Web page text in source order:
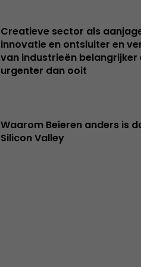
Creatieve sector als
innovatie en ontsluiter en
van industrieën belangrijker
urgenter dan ooit
Waarom Beieren anders is
Silicon Valley